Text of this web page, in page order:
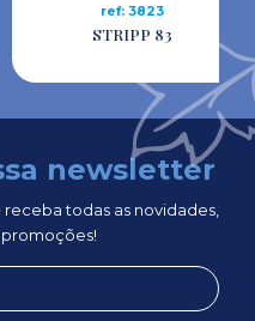
ref: 3823
STRIPP 83
newsletter
todas as novidades,
promoções!